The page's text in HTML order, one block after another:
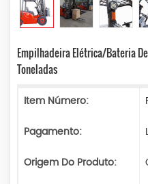
Empilhadeira Elétrica/bateria
Toneladas
Item Número:
Pagamento:
Origem Do Produto: